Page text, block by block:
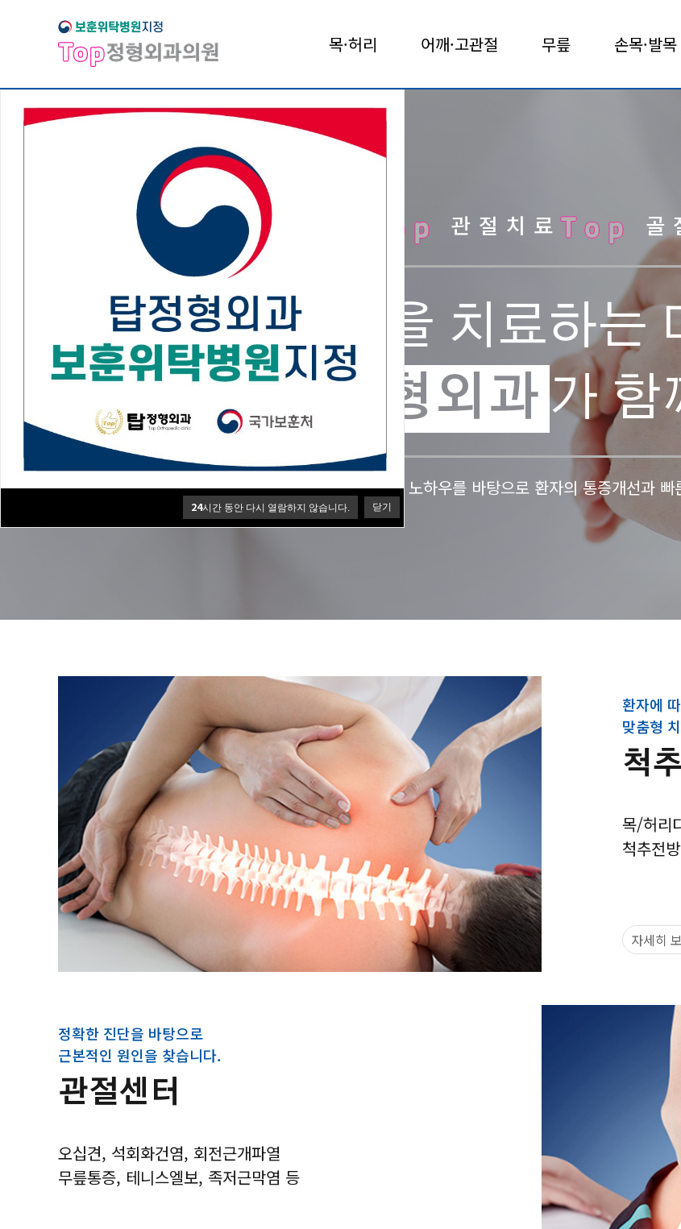
목·허리 어깨·고관절 무릎 손목·발목
24시간 동안 다시 열람하지 않습니다. 닫기
척추치료 Top 관절치료Top 골
내 가족을 치료하는
Top 정형외과 가 함
원장님의 풍부한 수술경험과 노하우를 바탕으로 환자의 통증개선과
환자에
맞춤형
척
목/허리
척추전
자세히
정확한 진단을 바탕으로
근본적인 원인을 찾습니다.
관절센터
오십견, 석회화건염, 회전근개파열
무릎통증, 테니스엘보, 족저근막염 등